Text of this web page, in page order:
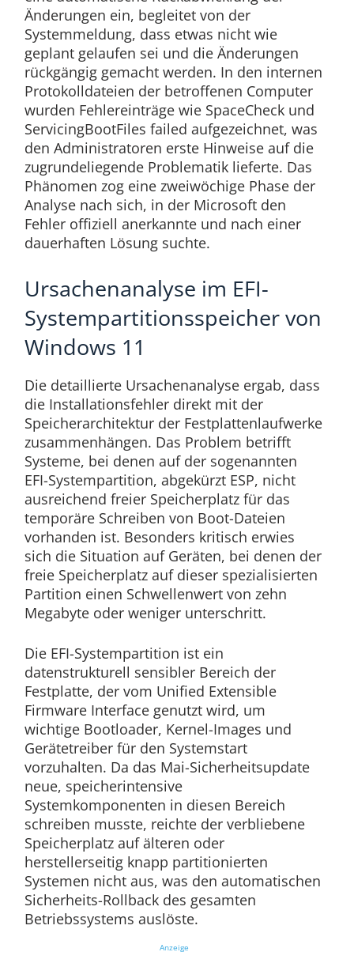
Änderungen ein, begleitet von der
Systemmeldung, dass etwas nicht wie
geplant gelaufen sei und die Änderungen
rückgängig gemacht werden. In den internen
Protokolldateien der betroffenen Computer
wurden Fehlereinträge wie SpaceCheck und
ServicingBootFiles failed aufgezeichnet, was
den Administratoren erste Hinweise auf die
zugrundeliegende Problematik lieferte. Das
Phänomen zog eine zweiwöchige Phase der
Analyse nach sich, in der Microsoft den
Fehler offiziell anerkannte und nach einer
dauerhaften Lösung suchte.
Ursachenanalyse im EFI-
Systempartitionsspeicher von
Windows 11
Die detaillierte Ursachenanalyse ergab, dass
die Installationsfehler direkt mit der
Speicherarchitektur der Festplattenlaufwerke
zusammenhängen. Das Problem betrifft
Systeme, bei denen auf der sogenannten
EFI-Systempartition, abgekürzt ESP, nicht
ausreichend freier Speicherplatz für das
temporäre Schreiben von Boot-Dateien
vorhanden ist. Besonders kritisch erwies
sich die Situation auf Geräten, bei denen der
freie Speicherplatz auf dieser spezialisierten
Partition einen Schwellenwert von zehn
Megabyte oder weniger unterschritt.
Die EFI-Systempartition ist ein
datenstrukturell sensibler Bereich der
Festplatte, der vom Unified Extensible
Firmware Interface genutzt wird, um
wichtige Bootloader, Kernel-Images und
Gerätetreiber für den Systemstart
vorzuhalten. Da das Mai-Sicherheitsupdate
neue, speicherintensive
Systemkomponenten in diesen Bereich
schreiben musste, reichte der verbliebene
Speicherplatz auf älteren oder
herstellerseitig knapp partitionierten
Systemen nicht aus, was den automatischen
Sicherheits-Rollback des gesamten
Betriebssystems auslöste.
Anzeige